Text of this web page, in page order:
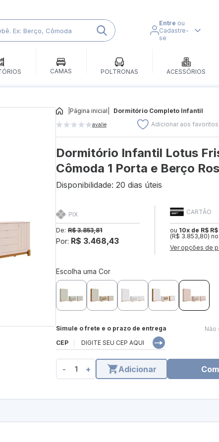
Entre ou
Cadastre-
se
CAMAS POLTRONAS ACESSÓRIOS
Página inicial Dormitório Completo Infantil
avalie Adicionar aos favoritos
Dormitório Infantil Lotus
Cômoda 1 Porta e Berço
Disponibilidade: 20 dias úteis
CARTÃO
ou 10x de R$
(R$ 3.853,80)
Ver opções de
PIX
De: R$ 3.853,81
Por: R$ 3.468,43
Escolha uma Cor
Simule o frete e o prazo de entrega
CEP
Não
- + Adicionar